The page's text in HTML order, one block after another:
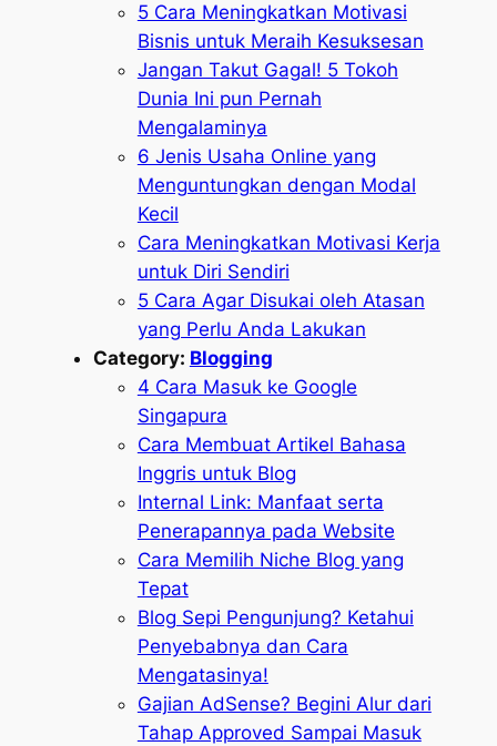
5 Cara Meningkatkan Motivasi
Bisnis untuk Meraih Kesuksesan
Jangan Takut Gagal! 5 Tokoh
Dunia Ini pun Pernah
Mengalaminya
6 Jenis Usaha Online yang
Menguntungkan dengan Modal
Kecil
Cara Meningkatkan Motivasi Kerja
untuk Diri Sendiri
5 Cara Agar Disukai oleh Atasan
yang Perlu Anda Lakukan
Category: Blogging
4 Cara Masuk ke Google
Singapura
Cara Membuat Artikel Bahasa
Inggris untuk Blog
Internal Link: Manfaat serta
Penerapannya pada Website
Cara Memilih Niche Blog yang
Tepat
Blog Sepi Pengunjung? Ketahui
Penyebabnya dan Cara
Mengatasinya!
Gajian AdSense? Begini Alur dari
Tahap Approved Sampai Masuk